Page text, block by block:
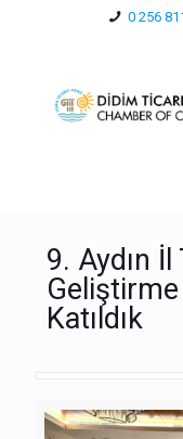
0 256
9. Aydın İl
Geliştirme
Katıldık